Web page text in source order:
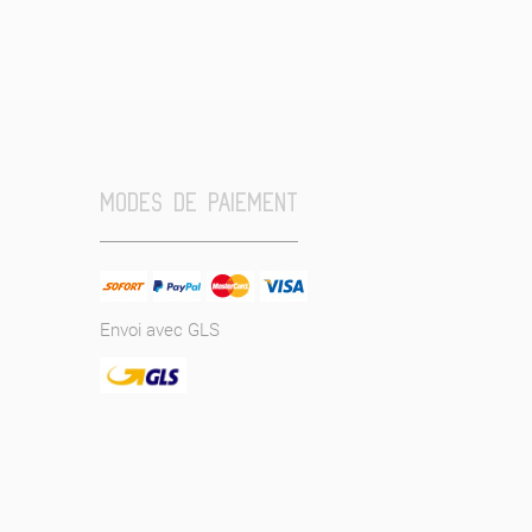
MODES DE PAIEMENT
Envoi avec GLS